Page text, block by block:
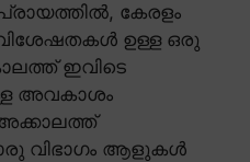
കേരളം
ഉള്ള ഒരു
ഇവിടെ
അവകാശം
വിഭാഗം ആളുകൾ